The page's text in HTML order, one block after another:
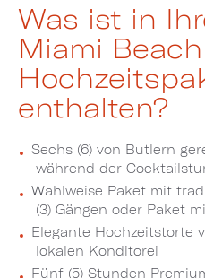
Was ist in
Miami Beach
enthalten?
Sechs (6) von Butlern
während der
Wahlweise Paket mit
(3) Gängen oder Paket
Elegante Hochzeitstorte
lokalen Konditorei
Fünf (5) Stunden